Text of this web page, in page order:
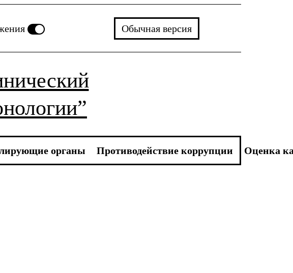
Обычная версия
органы Противодействие коррупции Оценка